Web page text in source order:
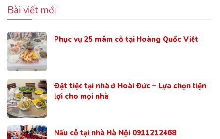
Bài viết mới
Phục vụ 25 mâm cỗ tại Hoàng Quốc Việt
Đặt tiệc tại nhà ở Hoài Đức – Lựa chọn tiện
lợi cho mọi nhà
Nấu cỗ tại nhà Hà Nội 0911212468